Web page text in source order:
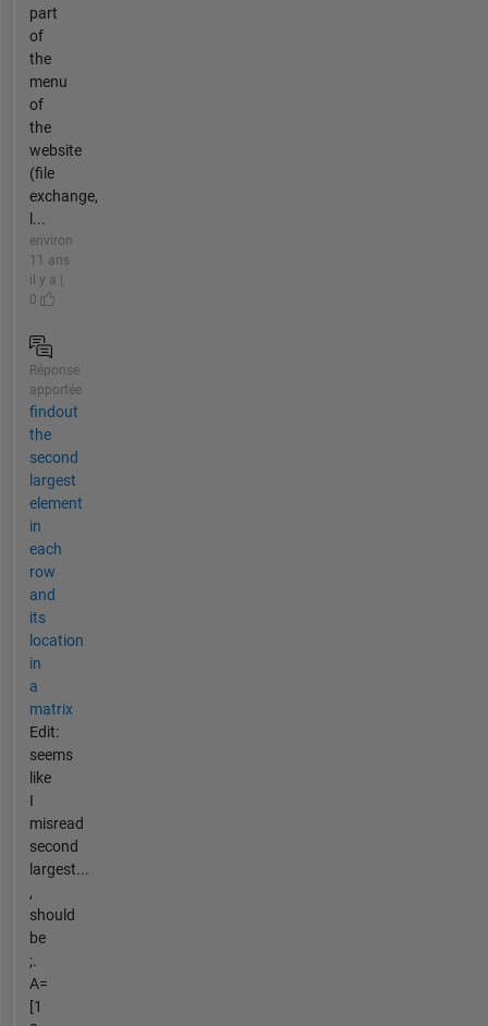
part
of
the
menu
of
the
website
(file
exchange,
l...
environ
11 ans
il y a |
0
Réponse
apportée
findout
the
second
largest
element
in
each
row
and
its
location
in
a
matrix
Edit:
seems
like
I
misread
second
largest...
,
should
be
;.
A=
[1